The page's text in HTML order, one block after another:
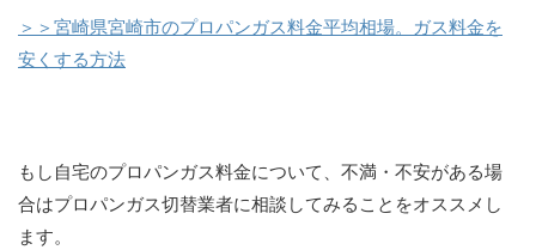
＞＞宮崎県宮崎市のプロパンガス料金平均相場。ガス料金を
安くする方法
もし自宅のプロパンガス料金について、不満・不安がある場
合はプロパンガス切替業者に相談してみることをオススメし
ます。